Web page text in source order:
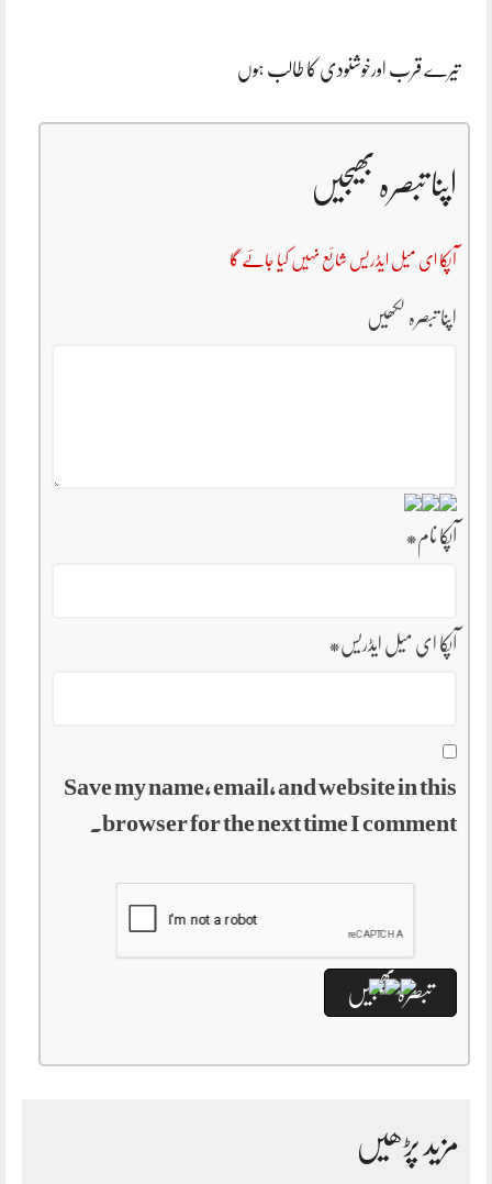
تیرے قرب اورخوشنودی کا طالب ہوں
اپنا تبصرہ بھیجیں
آپکا ای میل ایڈریس شائع نہیں کیا جائے گا
اپنا تبصرہ لکھیں
آپکا نام*
آپکا ای میل ایڈریس*
Save my name, email, and website in this
browser for the next time I comment.
مزید پڑھیں